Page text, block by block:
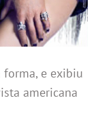
forma, e exibiu
americana